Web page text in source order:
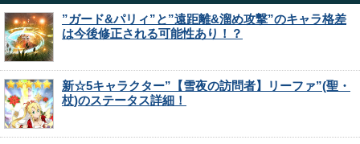
”ガード&パリィ”と”遠距離&溜め攻撃”のキャラ格差
は今後修正される可能性あり！？
新☆5キャラクター”【雪夜の訪問者】リーファ”(聖・
杖)のステータス詳細！